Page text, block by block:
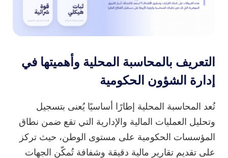
التعريف بالمحاسبة المحلية وأهميتها في
إدارة الشؤون الحكومية
تُعد المحاسبة المحلية إطارًا أساسيًا يُعنى بتسجيل
وتحليل العمليات المالية والإدارية التي تقع ضمن نطاق
المؤسسات الحكومية على مستوى الوطن، حيث تركز
على تقديم تقارير مالية دقيقة وشفافة تُمكّن الجهات